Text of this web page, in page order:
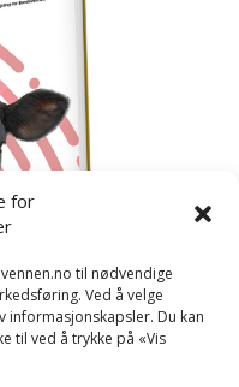
for
til nødvendige
Ved å velge
informasjonskapsler. Du kan
til ved å trykke på «Vis